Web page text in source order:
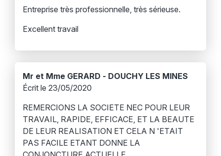
Entreprise très professionnelle, très sérieuse.
Excellent travail
Mr et Mme GERARD - DOUCHY LES MINES
Écrit le 23/05/2020
REMERCIONS LA SOCIETE NEC POUR LEUR
TRAVAIL, RAPIDE, EFFICACE, ET LA BEAUTE
DE LEUR REALISATION ET CELA N 'ETAIT
PAS FACILE ETANT DONNE LA